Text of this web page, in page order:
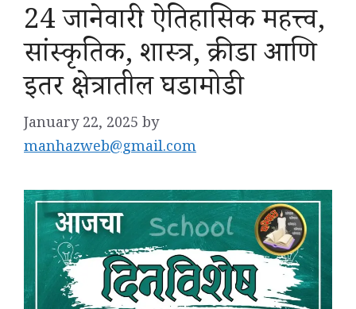
24 जानेवारी: ऐतिहासिक महत्त्व,
सांस्कृतिक, शास्त्र, क्रीडा आणि
इतर क्षेत्रातील घडामोडी
January 22, 2025 by
manhazweb@gmail.com